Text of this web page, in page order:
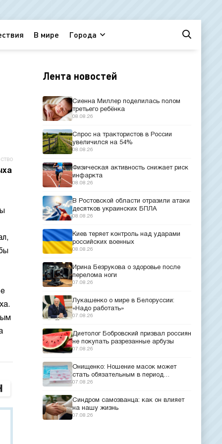
В мире Города
Лента новостей
Сиенна Миллер поделилась полом
третьего ребёнка
08.08.26
Спрос на трактористов в России
увеличился на 54%
08.08.26
Физическая активность снижает риск
инфаркта
08.08.26
В Ростовской области отразили атаки
десятков украинских БПЛА
08.08.26
Киев теряет контроль над ударами
российских военных
08.08.26
Ирина Безрукова о здоровье после
перелома ноги
07.08.26
Лукашенко о мире в Белоруссии:
«Надо работать»
07.08.26
Диетолог Бобровский призвал россиян
не покупать разрезанные арбузы
07.08.26
Онищенко: Ношение масок может
стать обязательным в период
эпидемий
07.08.26
Синдром самозванца: как он влияет
на нашу жизнь
07.08.26